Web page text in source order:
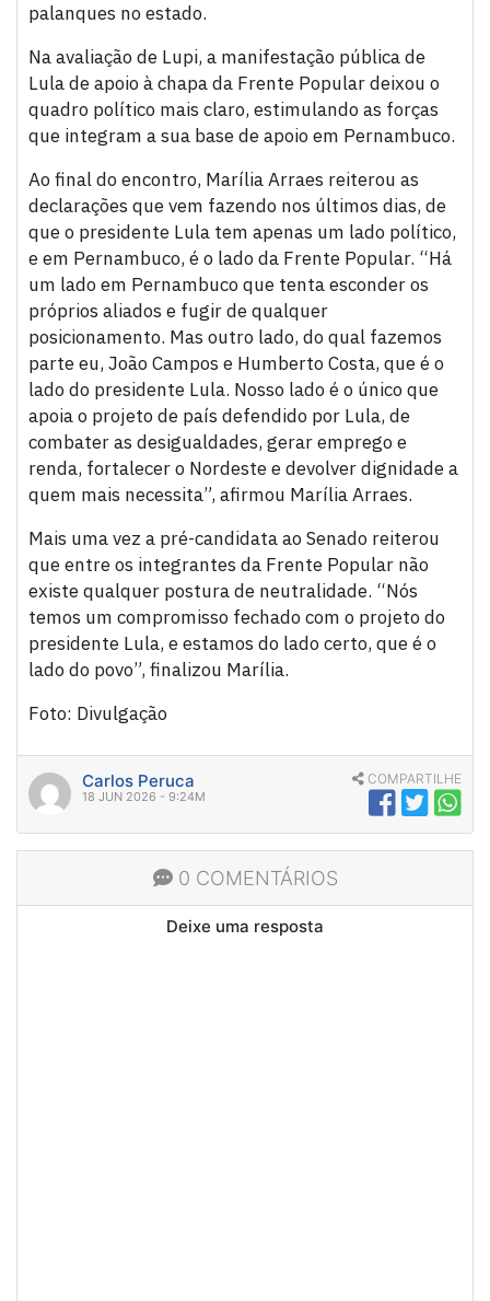
palanques no estado.
Na avaliação de Lupi, a manifestação pública de
Lula de apoio à chapa da Frente Popular deixou o
quadro político mais claro, estimulando as forças
que integram a sua base de apoio em Pernambuco.
Ao final do encontro, Marília Arraes reiterou as
declarações que vem fazendo nos últimos dias, de
que o presidente Lula tem apenas um lado político,
e em Pernambuco, é o lado da Frente Popular. “Há
um lado em Pernambuco que tenta esconder os
próprios aliados e fugir de qualquer
posicionamento. Mas outro lado, do qual fazemos
parte eu, João Campos e Humberto Costa, que é o
lado do presidente Lula. Nosso lado é o único que
apoia o projeto de país defendido por Lula, de
combater as desigualdades, gerar emprego e
renda, fortalecer o Nordeste e devolver dignidade a
quem mais necessita”, afirmou Marília Arraes.
Mais uma vez a pré-candidata ao Senado reiterou
que entre os integrantes da Frente Popular não
existe qualquer postura de neutralidade. “Nós
temos um compromisso fechado com o projeto do
presidente Lula, e estamos do lado certo, que é o
lado do povo”, finalizou Marília.
Foto: Divulgação
Carlos Peruca
18 JUN 2026 - 9:24M
COMPARTILHE
0 COMENTÁRIOS
Deixe uma resposta